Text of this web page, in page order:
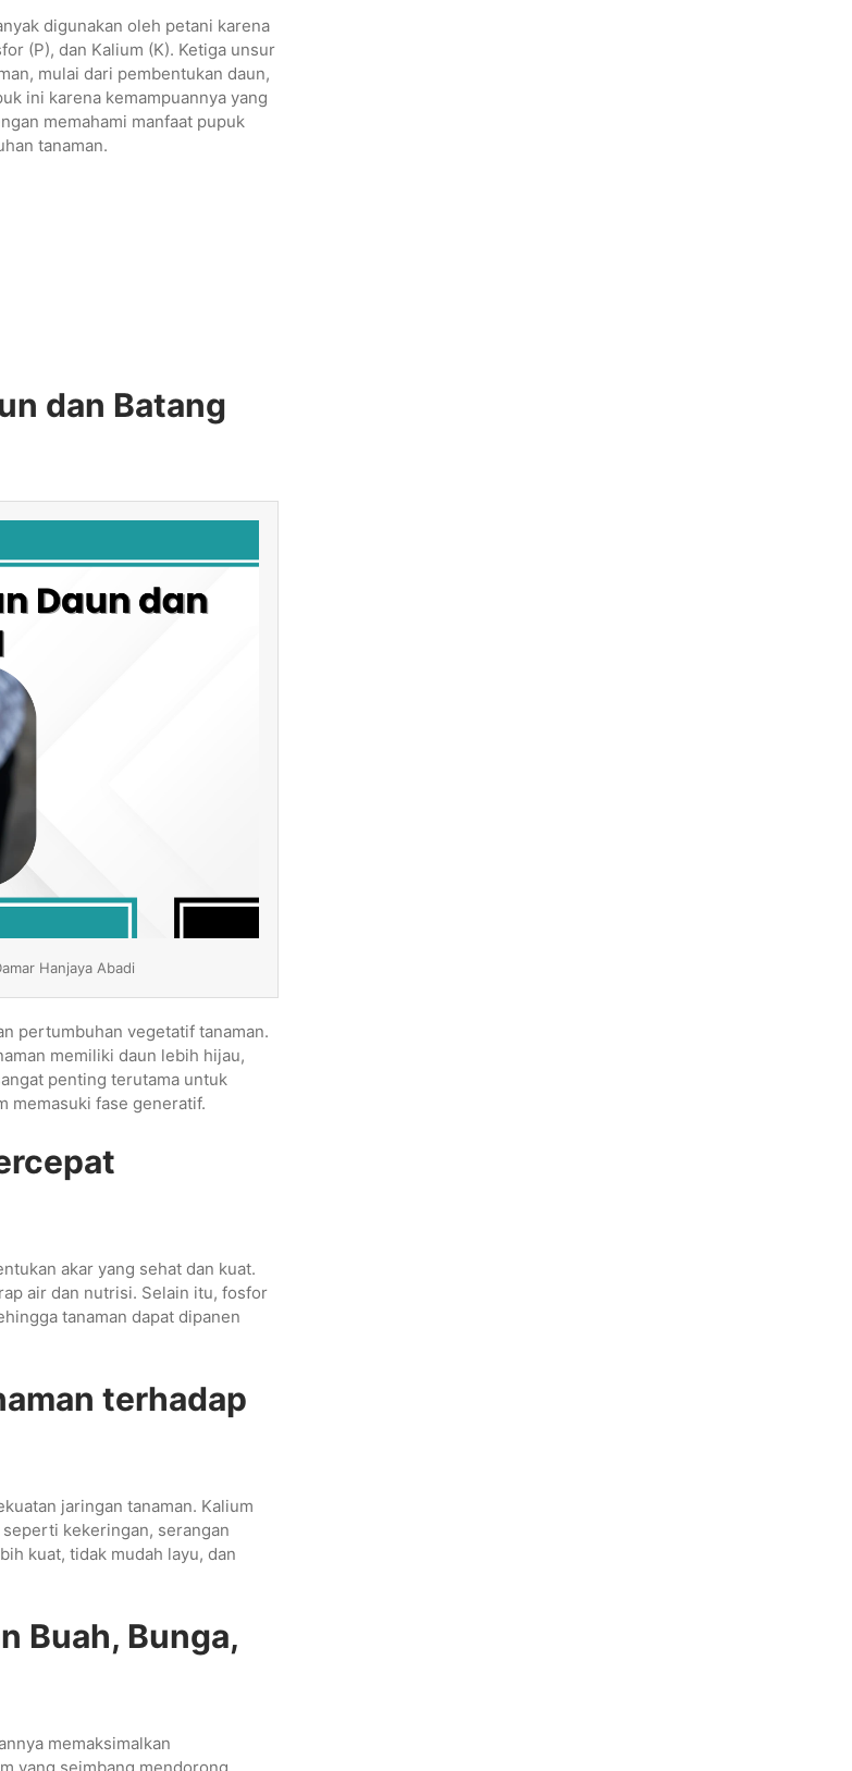
digunakan oleh petani karena
(P), dan Kalium (K). Ketiga unsur
mulai dari pembentukan daun,
ini karena kemampuannya yang
memahami manfaat pupuk
tanaman.
dan Batang
Hanjaya Abadi
pertumbuhan vegetatif tanaman.
memiliki daun lebih hijau,
penting terutama untuk
memasuki fase generatif.
akar yang sehat dan kuat.
air dan nutrisi. Selain itu, fosfor
tanaman dapat dipanen
terhadap
jaringan tanaman. Kalium
kekeringan, serangan
kuat, tidak mudah layu, dan
Buah, Bunga,
memaksimalkan
yang seimbang mendorong